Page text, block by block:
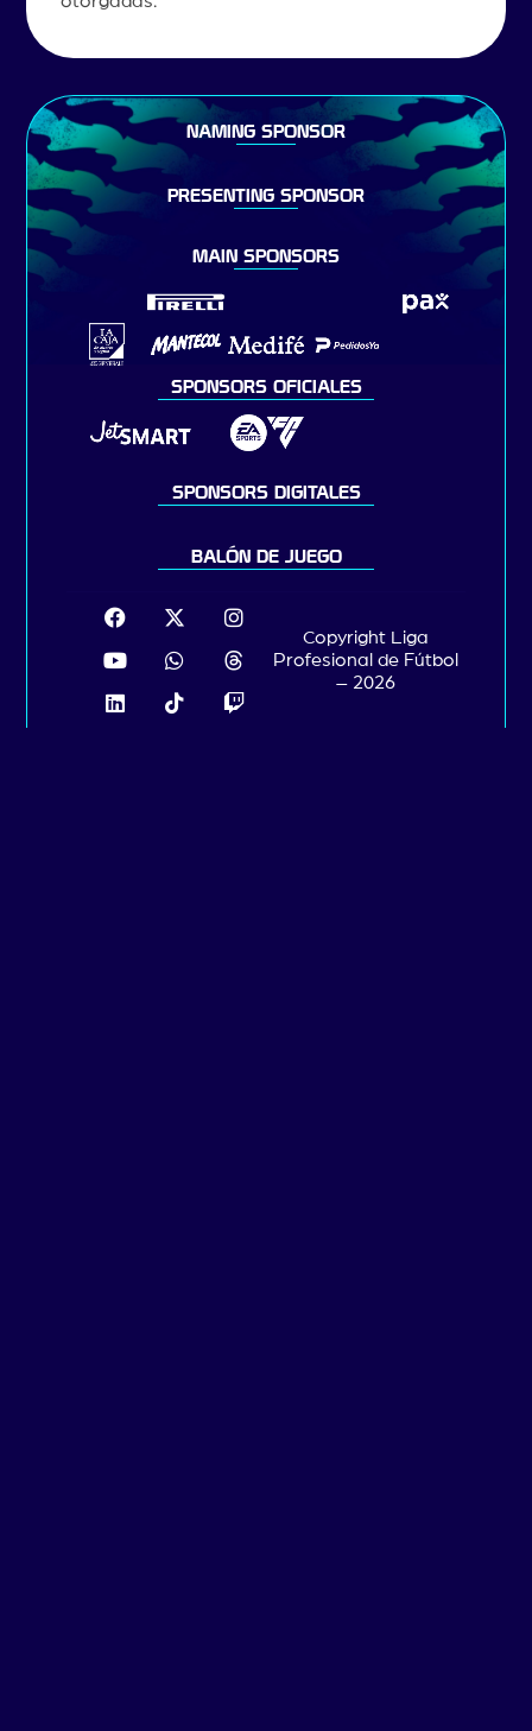
NAMING SPONSOR
PRESENTING SPONSOR
MAIN SPONSORS
SPONSORS OFICIALES
SPONSORS DIGITALES
BALÓN DE JUEGO
Copyright Liga
Profesional de Fútbol
– 2026